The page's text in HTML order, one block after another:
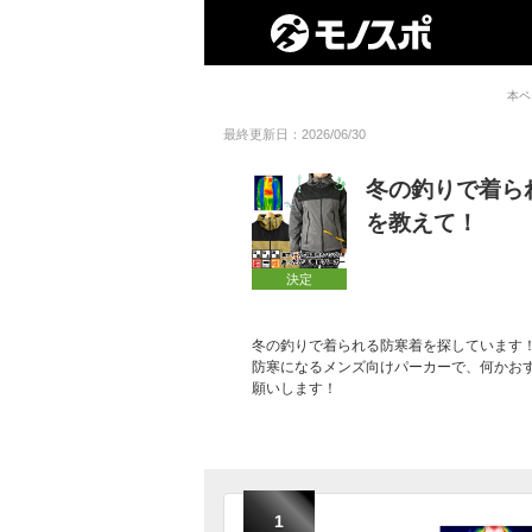
本
最終更新日：2026/06/30
決定
冬の釣りで着ら
を教えて！
冬の釣りで着られる防寒着を探しています
防寒になるメンズ向けパーカーで、何かお
願いします！
1